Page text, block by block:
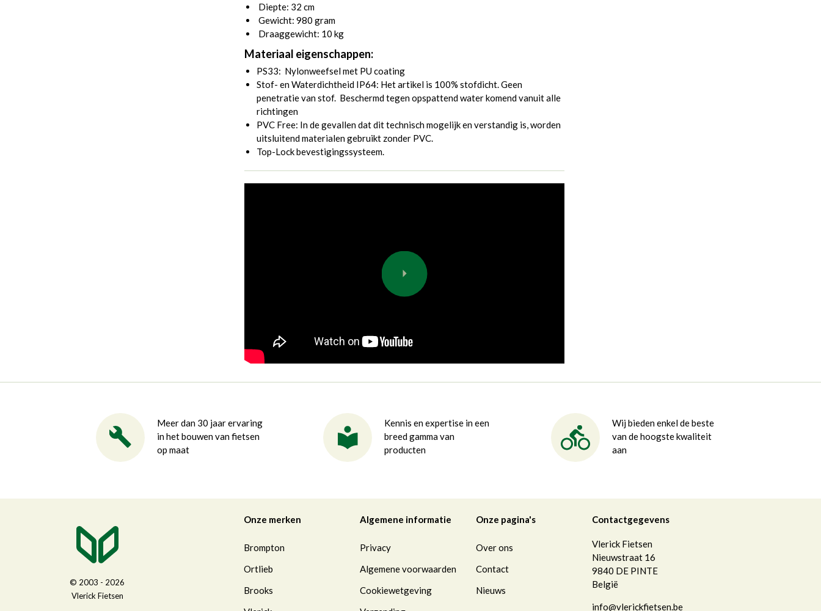
Diepte: 32 cm
Gewicht: 980 gram
Draaggewicht: 10 kg
Materiaal eigenschappen:
PS33: Nylonweefsel met PU coating
Stof- en Waterdichtheid IP64: Het artikel is 100% stofdicht. Geen
penetratie van stof. Beschermd tegen opspattend water komend vanuit alle
richtingen
PVC Free: In de gevallen dat dit technisch mogelijk en verstandig is, worden
uitsluitend materialen gebruikt zonder PVC.
Top-Lock bevestigingssysteem.
Meer dan 30 jaar ervaring
in het bouwen van fietsen
op maat
Kennis en expertise in een
breed gamma van
producten
Wij bieden enkel de beste
van de hoogste kwaliteit
aan
© 2003 - 2026
Vlerick Fietsen
Onze merken
Brompton
Ortlieb
Brooks
Algemene informatie
Privacy
Algemene voorwaarden
Cookiewetgeving
Onze pagina's
Over ons
Contact
Nieuws
Contactgegevens
Vlerick Fietsen
Nieuwstraat 16
9840 DE PINTE
België
info@vlerickfietsen.be